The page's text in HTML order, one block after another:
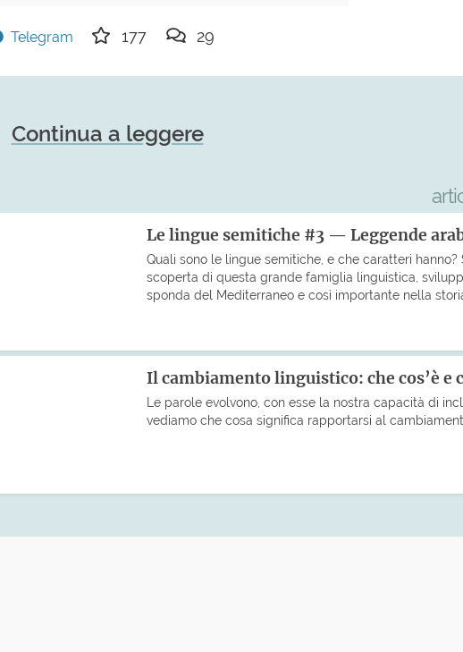
Telegram 177 29
Continua a leggere
Le lingue semitiche #3 — Leggende
Quali sono le lingue semitiche, e che caratteri hanno?
scoperta di questa grande famiglia linguistica,
sponda del Mediterraneo e così importante nella
Il cambiamento linguistico: che cos’è e
Le parole evolvono, con esse la nostra capacità di
vediamo che cosa significa rapportarsi al